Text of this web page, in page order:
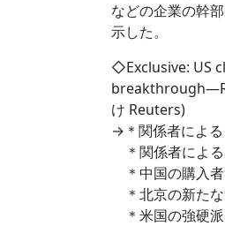
などの企業の幹
示した。
◇Exclusive: US
け Reuters)
→＊関係者によ
＊関係者によ
＊中国の購入者
＊北京の新たな
＊米国の強硬